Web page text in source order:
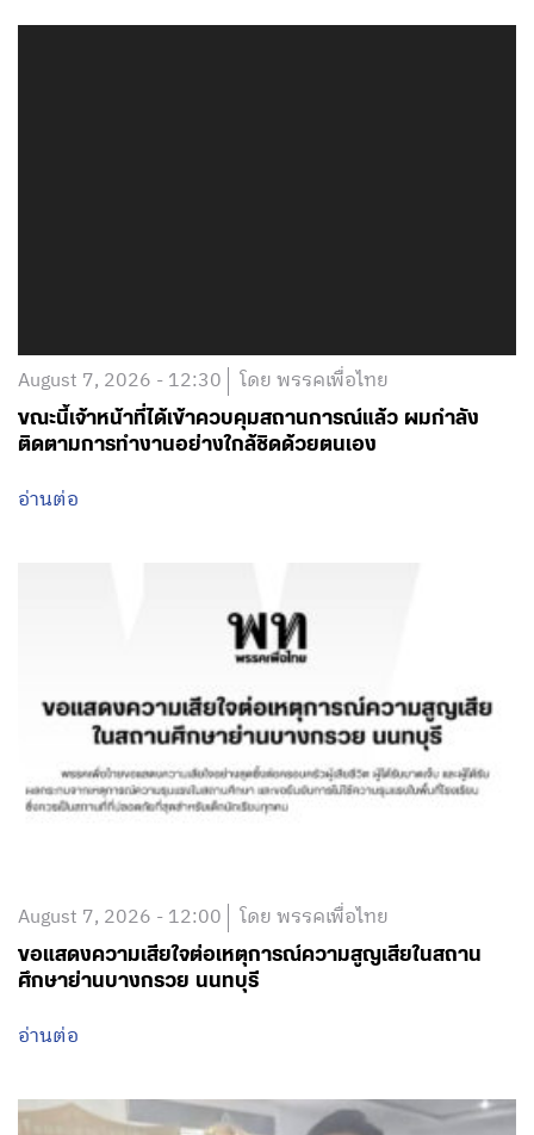
August 7, 2026 - 12:30 โดย พรรคเพื่อไทย
ขณะนี้เจ้าหน้าที่ได้เข้าควบคุมสถานการณ์แล้ว ผมกำลัง
ติดตามการทำงานอย่างใกล้ชิดด้วยตนเอง
อ่านต่อ
August 7, 2026 - 12:00 โดย พรรคเพื่อไทย
ขอแสดงความเสียใจต่อเหตุการณ์ความสูญเสียในสถาน
ศึกษาย่านบางกรวย นนทบุรี
อ่านต่อ